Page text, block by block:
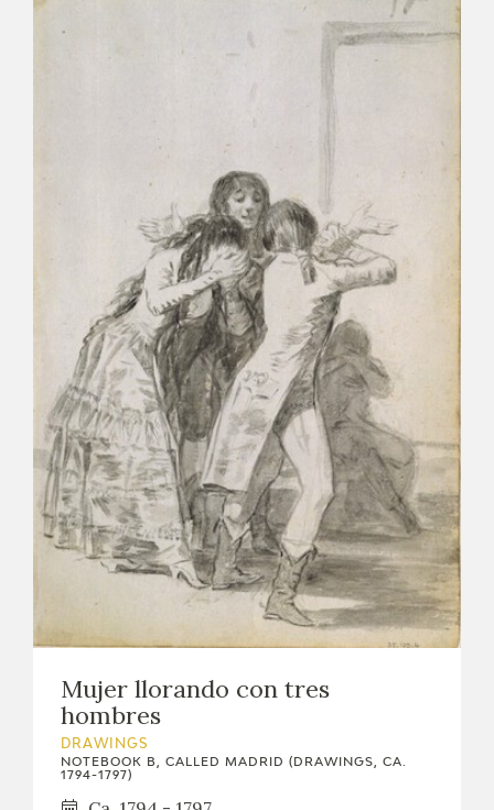
Mujer llorando con tres
hombres
DRAWINGS
NOTEBOOK B, CALLED MADRID (DRAWINGS, CA.
1794-1797)